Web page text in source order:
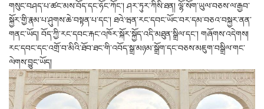
གསུང་བཤད་པ་ཚང་མས་བོད་དང་ཧོང་ཀོང་། ཤར་ཏུར་ཀིསི་ཐན། ལྷོ་སོག་ཡུལ་བཅས་ལ་རྒྱབ་
སྐྱོར་གྱི་རྣམ་པ་ཤུགས་ཆེ་བསྟན་པ་དང་། ཐའེ་ཝན་རང་དབང་ཡོང་བར་དམ་བཅའ་བསྐྱར་ནན་
གནང་ཡོད། བོད་ཀྱི་རང་དབང་རྐང་འཁོར་སྐོར་སྐྱོད་འདི་མཐུན་སྒྲིལ་དང་། གཞོགས་འདེགས།
རང་དབང་དང་འགྲོ་བ་མིའི་ཐོབ་ཐང་གི་འབོད་སྒྲ་མཉམ་སྒྲོག་དང་བཅས་མཇུག་བསྒྲིལ་གང་
ལེགས་བྱུང་ཡོད།